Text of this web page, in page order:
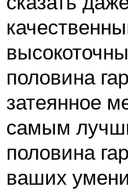
половина
затеянное
самым
половина
ваших